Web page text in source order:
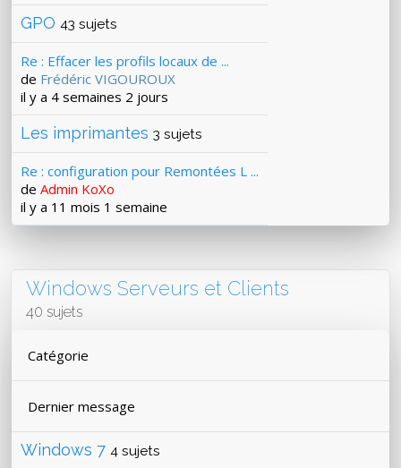
GPO 43 sujets
Re : Effacer les profils locaux de ...
de Frédéric VIGOUROUX
il y a 4 semaines 2 jours
Les imprimantes 3 sujets
Re : configuration pour Remontées L ...
de Admin KoXo
il y a 11 mois 1 semaine
Windows Serveurs et Clients
40 sujets
Catégorie
Dernier message
Windows 7 4 sujets